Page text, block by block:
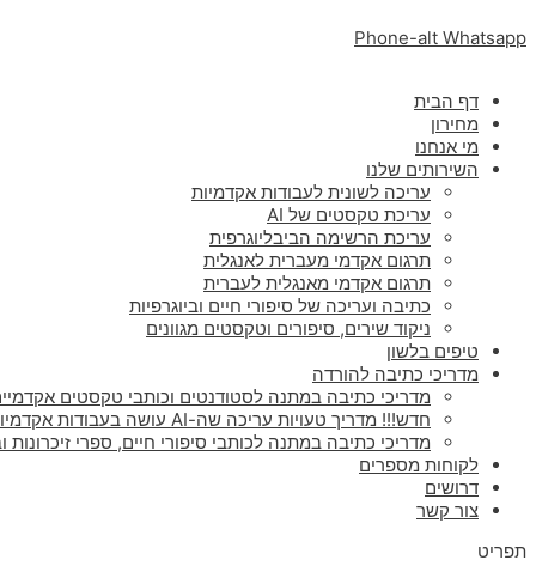
Phone-alt Whatsapp
דף הבית
מחירון
מי אנחנו
השירותים שלנו
עריכה לשונית לעבודות אקדמיות
עריכת טקסטים של AI
עריכת הרשימה הביבליוגרפית
תרגום אקדמי מעברית לאנגלית
תרגום אקדמי מאנגלית לעברית
כתיבה ועריכה של סיפורי חיים וביוגרפיות
ניקוד שירים, סיפורים וטקסטים מגוונים
טיפים בלשון
מדריכי כתיבה להורדה
מדריכי כתיבה במתנה לסטודנטים וכותבי טקסטים
חדש!!! מדריך טעויות עריכה שה-AI עושה בעבודות אקדמיות
מדריכי כתיבה במתנה לכותבי סיפורי חיים, ספרי זיכרונות
לקוחות מספרים
דרושים
צור קשר
תפריט